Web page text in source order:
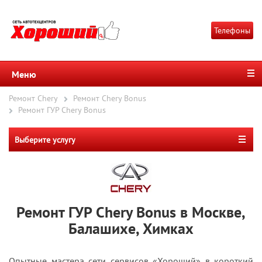
Телефоны
Меню
Ремонт Chery
Ремонт Chery Bonus
Ремонт ГУР Chery Bonus
Выберите услугу
Ремонт ГУР Chery Bonus в Москве,
Балашихе, Химках